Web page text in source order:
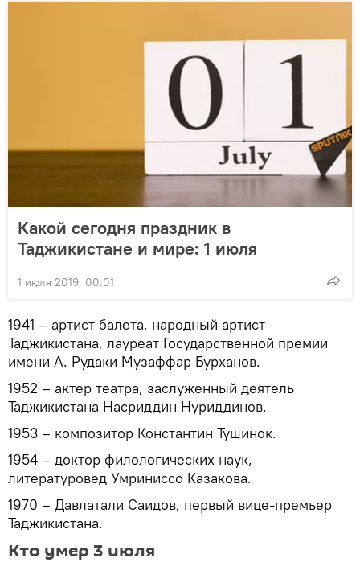
Какой сегодня праздник в
Таджикистане и мире: 1 июля
1 июля 2019, 00:01
1941 – артист балета, народный артист
Таджикистана, лауреат Государственной премии
имени А. Рудаки Музаффар Бурханов.
1952 – актер театра, заслуженный деятель
Таджикистана Насриддин Нуриддинов.
1953 – композитор Константин Тушинок.
1954 – доктор филологических наук,
литературовед Умриниссо Казакова.
1970 – Давлатали Саидов, первый вице-премьер
Таджикистана.
Кто умер 3 июля